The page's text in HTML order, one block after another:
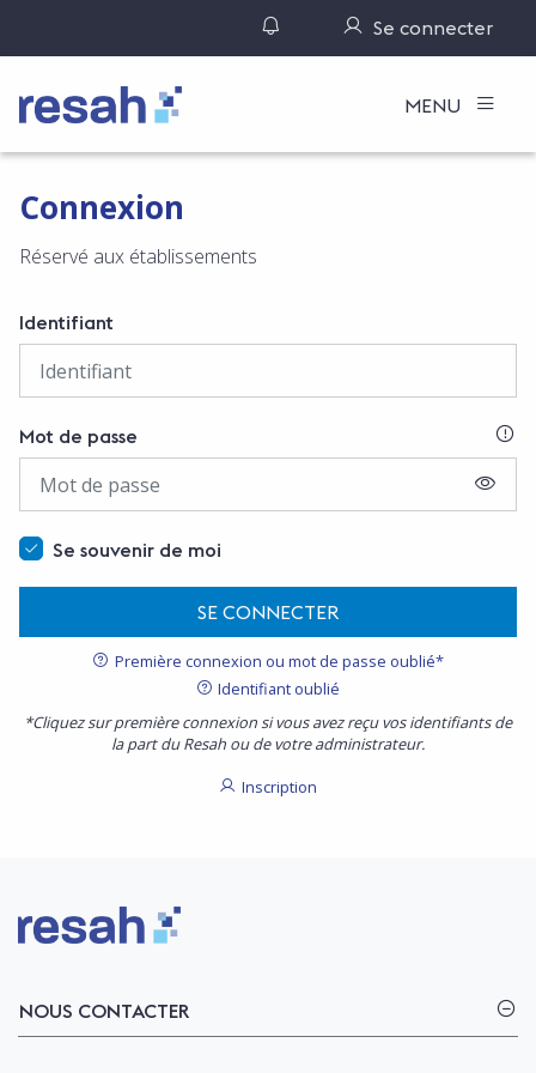
Gérer ses notifications
Se connecter
Logo Resah MENU
Connexion
Réservé aux établissements
Identifiant
Mot de passe
Se souvenir de moi
SE CONNECTER
Première connexion ou mot de passe oublié*
Identifiant oublié
*Cliquez sur première connexion si vous avez reçu vos identifiants de
la part du Resah ou de votre administrateur.
Inscription
Logo Resah
NOUS CONTACTER